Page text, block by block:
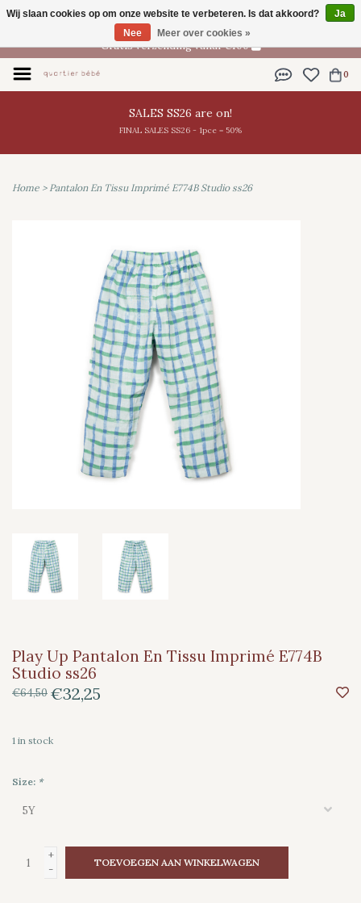
NL
Gratis verzending vanaf €100
0
SALES SS26 are on!
FINAL SALES SS26 - 1pce = 50%
Home > Pantalon En Tissu Imprimé E774B Studio ss26
Play Up Pantalon En Tissu Imprimé E774B
Studio ss26
€64,50 €32,25
1 in stock
Size: *
+
-
TOEVOEGEN AAN WINKELWAGEN
Wij slaan cookies op om onze website te verbeteren. Is dat akkoord?
Ja
Nee
Meer over cookies »